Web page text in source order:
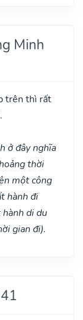
Minh
trên thì rất
ở đây nghĩa
thời
một công
hành đi
di du
gian đi).